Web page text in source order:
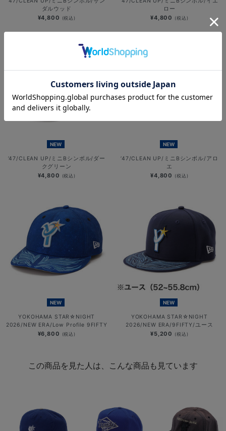
ダルウッド
¥4,800 (税込)
ロー
¥4,800 (税込)
NEW
’47/CLEAN UP/ミニBシンボル/ダー
クグリーン
¥4,800 (税込)
NEW
’47/CLEAN UP/ミニBシンボル/アロ
エ
¥4,800 (税込)
NEW
YOKOHAMA STAR☆NIGHT
2026/NEW ERA/Low Profile 9FIFTY
¥6,800 (税込)
NEW
YOKOHAMA STAR☆NIGHT
2026/NEW ERA/9FIFTY/ユース
¥5,200 (税込)
この商品を見た人は、こんな商品も見ています